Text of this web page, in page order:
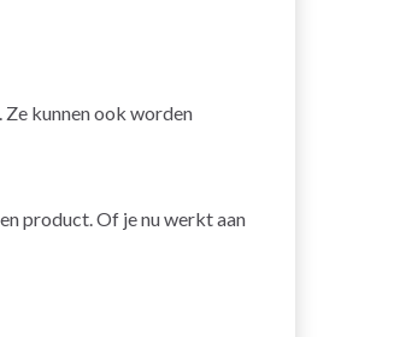
kunnen ook worden
product. Of je nu werkt aan